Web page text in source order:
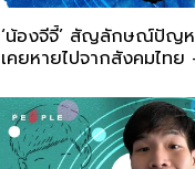
‘น้องจีจี้’ สัญลักษณ์ปัญห
เคยหายไปจากสังคมไทย